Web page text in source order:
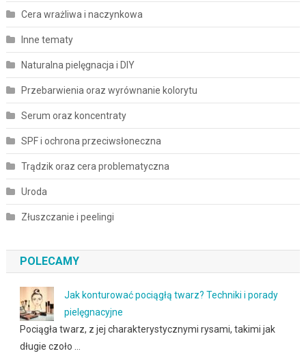
Cera wrażliwa i naczynkowa
Inne tematy
Naturalna pielęgnacja i DIY
Przebarwienia oraz wyrównanie kolorytu
Serum oraz koncentraty
SPF i ochrona przeciwsłoneczna
Trądzik oraz cera problematyczna
Uroda
Złuszczanie i peelingi
POLECAMY
Jak konturować pociągłą twarz? Techniki i porady
pielęgnacyjne
Pociągła twarz, z jej charakterystycznymi rysami, takimi jak
długie czoło …